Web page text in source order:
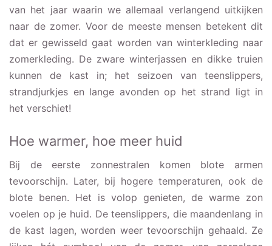
van het jaar waarin we allemaal verlangend uitkijken
naar de zomer. Voor de meeste mensen betekent dit
dat er gewisseld gaat worden van winterkleding naar
zomerkleding. De zware winterjassen en dikke truien
kunnen de kast in; het seizoen van teenslippers,
strandjurkjes en lange avonden op het strand ligt in
het verschiet!
Hoe warmer, hoe meer huid
Bij de eerste zonnestralen komen blote armen
tevoorschijn. Later, bij hogere temperaturen, ook de
blote benen. Het is volop genieten, de warme zon
voelen op je huid. De teenslippers, die maandenlang in
de kast lagen, worden weer tevoorschijn gehaald. Ze